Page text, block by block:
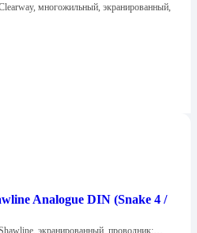
многожильный, экранированный,
Analogue DIN (Snake 4 /
экранированный, проводник:…